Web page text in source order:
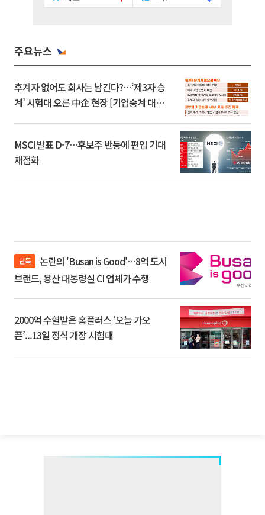
주요뉴스
후계자 없어도 회사는 남긴다?…‘제3자 승
계’ 시험대 오른 中企 현장 [기업승계 대전
MSCI 발표 D-7…후보주 반등에 편입 기대
재점화
단독
브랜드, 용산 대통령실 CI 업체가 수행
2000억 수혈받은 홈플러스 ‘오늘 가오
픈’...13일 정식 개장 시험대